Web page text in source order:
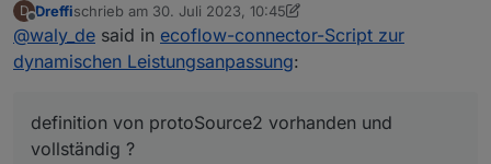
definition von protoSource2 vorhanden und
vollständig ?
sonst vielleicht noch mal ein stück log mit
eingeschaltetem debug ..
bin aber jetzt erst mal unterwegs und kann mich nicht
kümmern
D
Offline
Dreffischrieb am 30. Juli 2023, 10:45
zuletzt editiert von Dreffi
@waly_de said in ecoflow-connector-Script zur
dynamischen Leistungsanpassung:
definition von protoSource2 vorhanden und
vollständig ?